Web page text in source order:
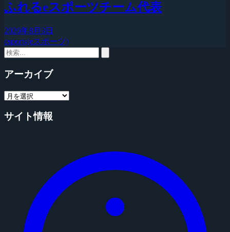
ふれるeスポーツチーム代表
2026年8月3日
esports(eスポーツ)
アーカイブ
サイト情報